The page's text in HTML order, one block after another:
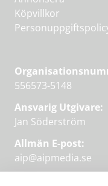
Köpvillkor
556573-5148
Ansvarig Utgivare:
Jan Söderström
Allmän E-post:
aip@aipmedia.se